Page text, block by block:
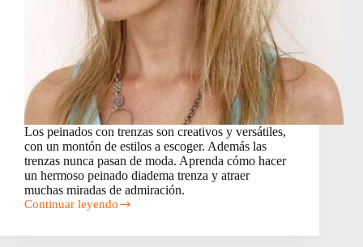
Los peinados con trenzas son creativos y versátiles,
con un montón de estilos a escoger. Además las
trenzas nunca pasan de moda. Aprenda cómo hacer
un hermoso peinado diadema trenza y atraer
muchas miradas de admiración.
Continuar leyendo
Peinado
trenza